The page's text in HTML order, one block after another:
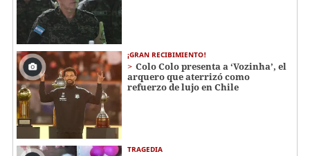
¡GRAN RECIBIMIENTO!
Colo Colo presenta a ‘Vozinha’, el
arquero que aterrizó como
refuerzo de lujo en Chile
TRAGEDIA